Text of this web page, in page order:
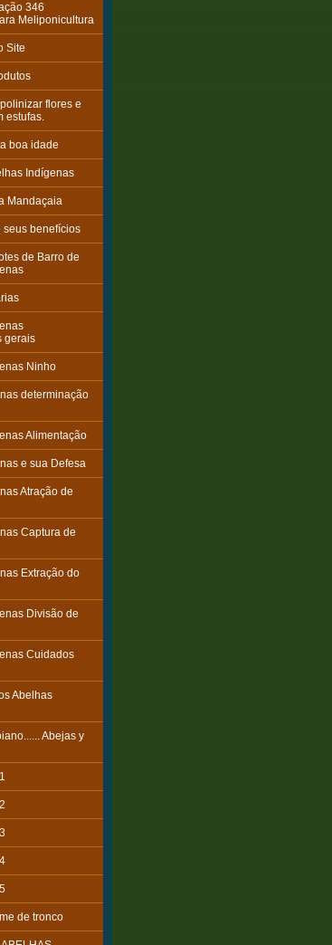
346
Meliponicultura
Site
flores e
estufas.
boa idade
Indígenas
Mandaçaia
seus benefícios
de Barro de
gerais
Ninho
determinação
Alimentação
e sua Defesa
Atração de
Captura de
Extração do
Divisão de
Cuidados
Abelhas
Abejas y
de tronco